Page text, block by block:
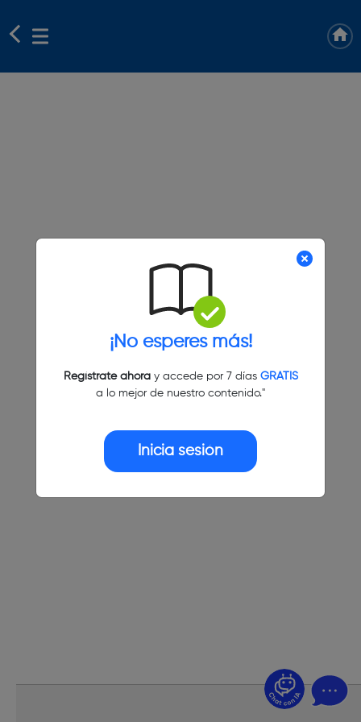
¡No esperes más!
Regístrate ahoray accede por 7 días GRATIS
a lo mejor de nuestro contenido."
Inicia sesión